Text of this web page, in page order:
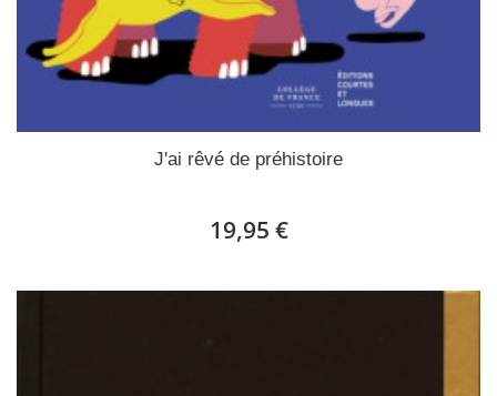
J'ai rêvé de préhistoire
19,95 €